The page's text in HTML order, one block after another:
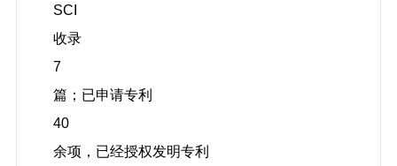
SCI
收录
7
篇；已申请专利
40
余项，已经授权发明专利